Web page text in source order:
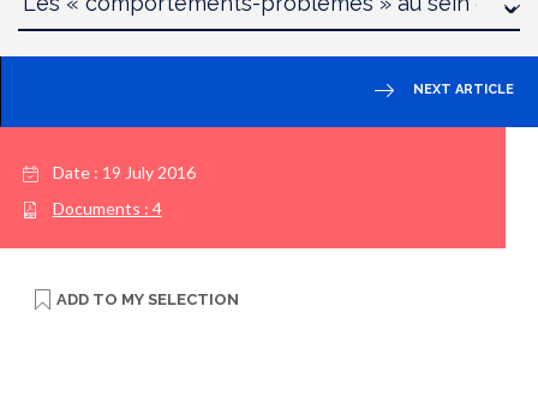
NEXT ARTICLE
Date : 19 July 2016
Documents : 4
ADD TO MY SELECTION